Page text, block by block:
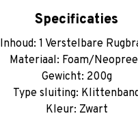
Specificaties
Inhoud: 1 Verstelbare
Materiaal: Foam/
Gewicht: 200g
Type sluiting:
Kleur: Zwart